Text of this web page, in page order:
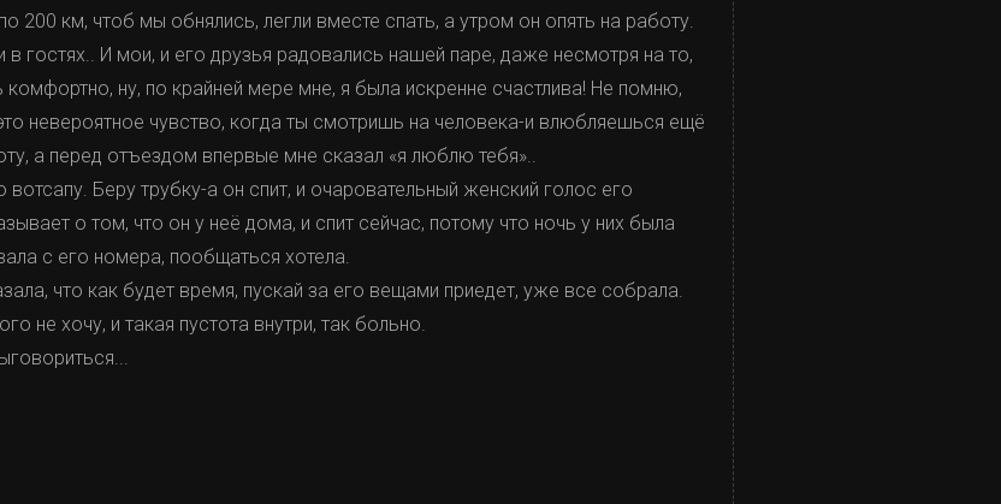
200 км, чтоб мы обнялись, легли вместе спать, а утром он опять на работу.
в гостях.. И мои, и его друзья радовались нашей паре, даже несмотря на то,
ну, по крайней мере мне, я была искренне счастлива! Не помню,
невероятное чувство, когда ты смотришь на человека-и влюбляешься ещё
а перед отъездом впервые мне сказал «я люблю тебя»..
Беру трубку-а он спит, и очаровательный женский голос его
о том, что он у неё дома, и спит сейчас, потому что ночь у них была
с его номера, пообщаться хотела.
что как будет время, пускай за его вещами приедет, уже все собрала.
не хочу, и такая пустота внутри, так больно.